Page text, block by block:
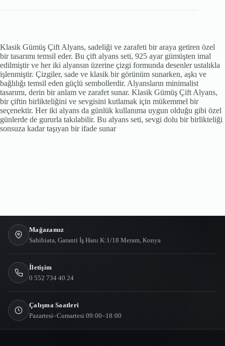
Klasik Gümüş Çift Alyans, sadeliği ve zarafeti bir araya getiren özel
bir tasarımı temsil eder. Bu çift alyans seti, 925 ayar gümüşten imal
edilmiştir ve her iki alyansın üzerine çizgi formunda desenler ustalıkla
işlenmiştir. Çizgiler, sade ve klasik bir görünüm sunarken, aşkı ve
bağlılığı temsil eden güçlü sembollerdir. Alyansların minimalist
tasarımı, derin bir anlam ve zarafet sunar. Klasik Gümüş Çift Alyans,
bir çiftin birlikteliğini ve sevgisini kutlamak için mükemmel bir
seçenektir. Her iki alyans da günlük kullanıma uygun olduğu gibi özel
günlerde de gururla takılabilir. Bu alyans seti, sevgi dolu bir birlikteliği
sonsuza kadar taşıyan bir ifade sunar
Mağazamız
Sahibiata, Garanti İş Hanı K:1/18 Meram, Konya
İletişim
0 552 734 40 24
Çalışma Saatleri
Pazartesi–Cumartesi 09:00–18:00